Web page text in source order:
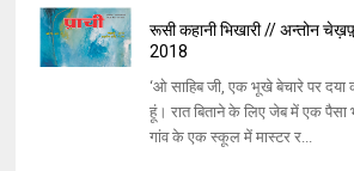
रूसी कहानी भिखारी // अन्तोन
2018
‘ओ साहिब जी, एक भूखे बेचारे पर दया
हूं। रात बिताने के लिए जेब में एक
गांव के एक स्कूल में मास्टर र...